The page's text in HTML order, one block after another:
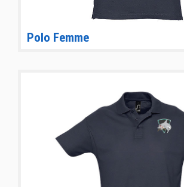
Polo Femme